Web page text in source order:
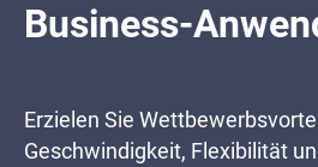
Business-
Erzielen Sie
Geschwindigkeit, Flexibilität